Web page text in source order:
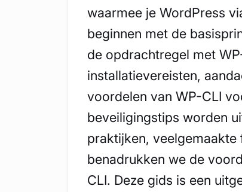
waarmee je WordPress
beginnen met de
de opdrachtregel met
installatievereisten,
voordelen van WP-CLI
beveiligingstips worden
praktijken, veelgemaakte
benadrukken we de
CLI. Deze gids is een